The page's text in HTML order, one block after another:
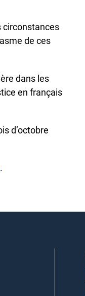
de ces
dans les
en français
d’octobre